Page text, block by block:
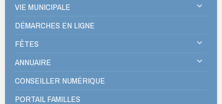
VIE MUNICIPALE
DÉMARCHES EN LIGNE
FÊTES
ANNUAIRE
CONSEILLER NUMÉRIQUE
PORTAIL FAMILLES